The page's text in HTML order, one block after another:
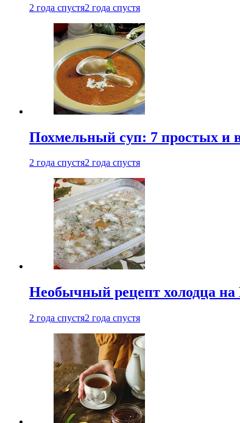
2 года спустя2 года спустя
Похмельный суп: 7 простых и
2 года спустя2 года спустя
Необычный рецепт холодца на
2 года спустя2 года спустя